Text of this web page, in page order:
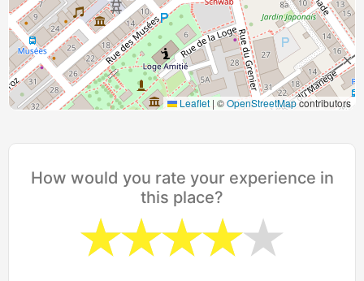
Leaflet | ©OpenStreetMapcontributors
How would you rate your experience in
this place?